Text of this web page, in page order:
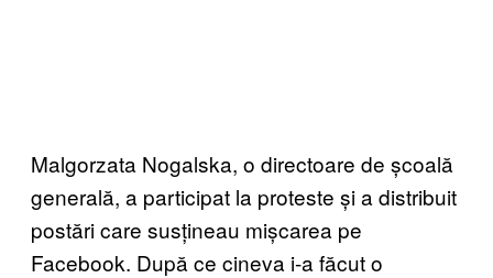
Malgorzata Nogalska, o directoare de școală
generală, a participat la proteste și a distribuit
postări care susțineau mișcarea pe
Facebook. După ce cineva i-a făcut o